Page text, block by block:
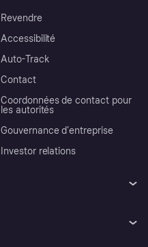
Revendre
Accessibilité
Auto-Track
Contact
Coordonnées de contact pour
les autorités
Gouvernance d’entreprise
Investor relations